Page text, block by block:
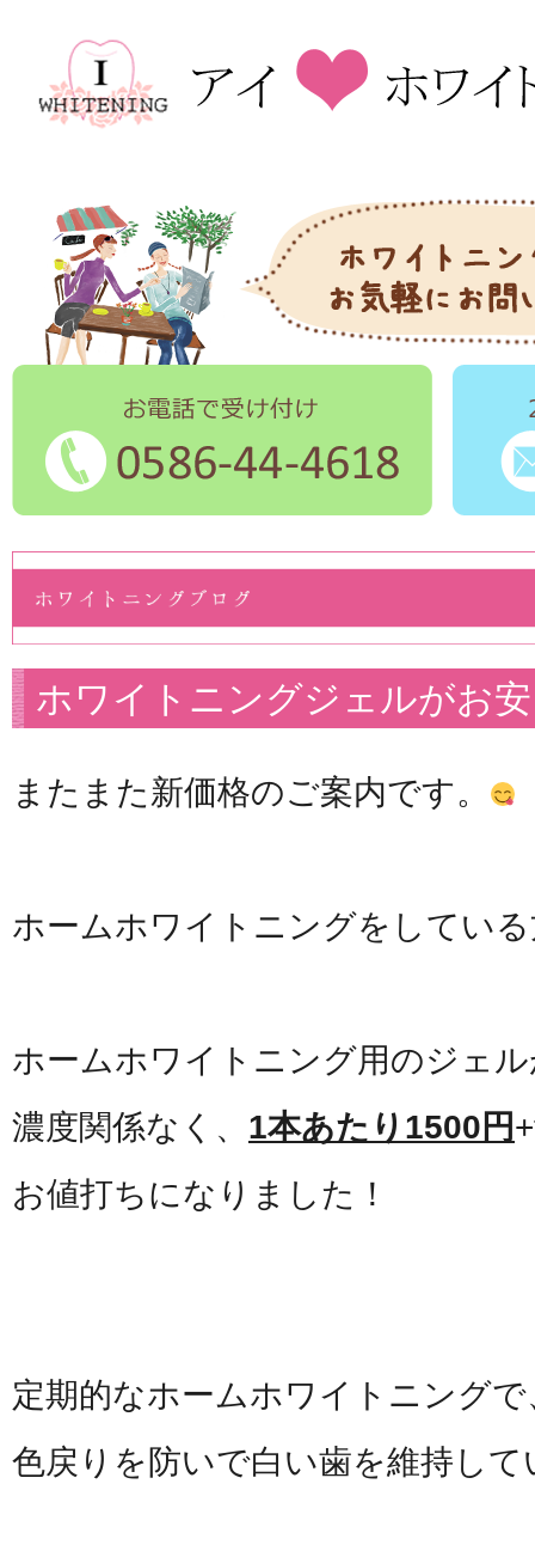
ホワイトニングジェルがお
またまた新価格のご案内です。
ホームホワイトニングをしてい
ホームホワイトニング用のジェ
濃度関係なく、 1本あたり1500円
お値打ちになりました！
定期的なホームホワイトニングで
色戻りを防いで白い歯を維持し